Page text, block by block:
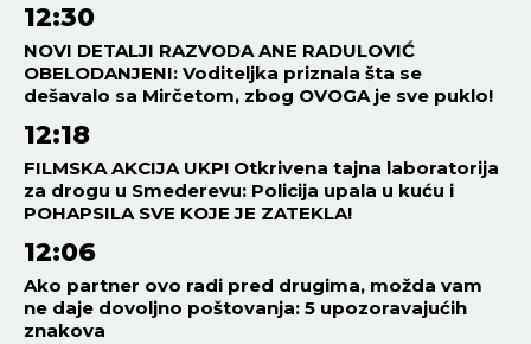
12:30
NOVI DETALJI RAZVODA ANE RADULOVIĆ
OBELODANJENI: Voditeljka priznala šta se
dešavalo sa Mirčetom, zbog OVOGA je sve puklo!
12:18
FILMSKA AKCIJA UKP! Otkrivena tajna laboratorija
za drogu u Smederevu: Policija upala u kuću i
POHAPSILA SVE KOJE JE ZATEKLA!
12:06
Ako partner ovo radi pred drugima, možda vam
ne daje dovoljno poštovanja: 5 upozoravajućih
znakova